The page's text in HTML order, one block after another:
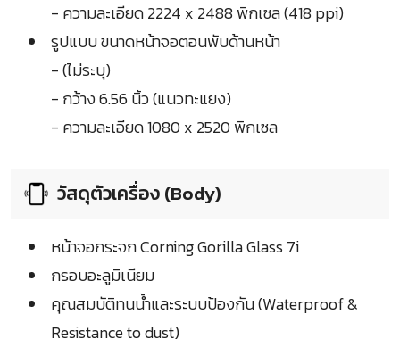
- ความละเอียด 2224 x 2488 พิกเซล (418 ppi)
รูปแบบ ขนาดหน้าจอตอนพับด้านหน้า
- (ไม่ระบุ)
- กว้าง 6.56 นิ้ว (แนวทะแยง)
- ความละเอียด 1080 x 2520 พิกเซล
วัสดุตัวเครื่อง (Body)
หน้าจอกระจก Corning Gorilla Glass 7i
กรอบอะลูมิเนียม
คุณสมบัติทนน้ำและระบบป้องกัน (Waterproof &
Resistance to dust)